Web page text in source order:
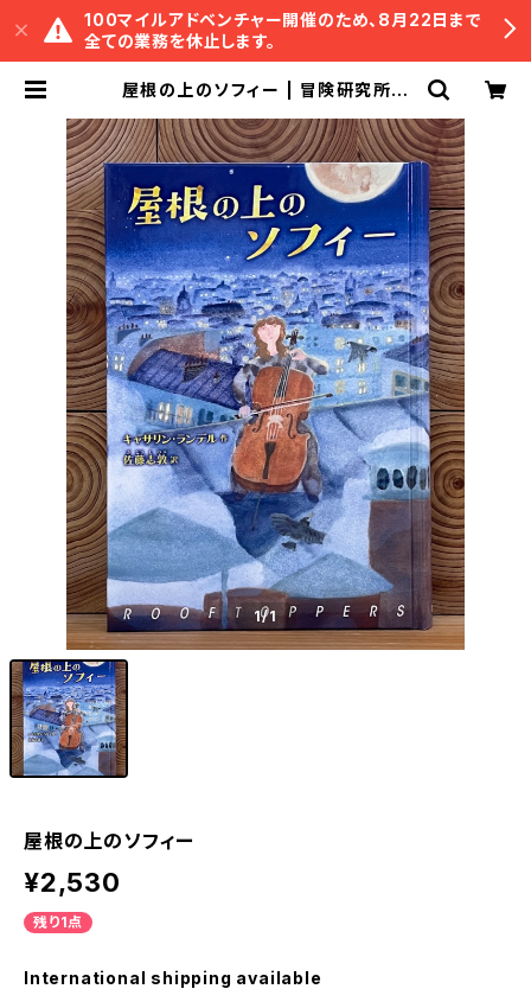
100マイルアドベンチャー開催のため、8月22日まで
全ての業務を休止します。
屋根の上のソフィー | 冒険研究所書
1/1
屋根の上のソフィー
¥2,530
残り1点
International shipping available